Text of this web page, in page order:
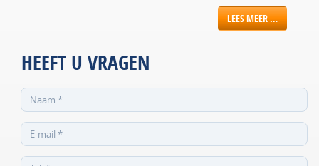
LEES MEER …
HEEFT U VRAGEN